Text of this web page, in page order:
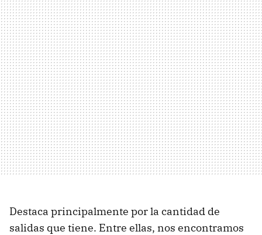
Destaca principalmente por la cantidad de
salidas que tiene. Entre ellas, nos encontramos